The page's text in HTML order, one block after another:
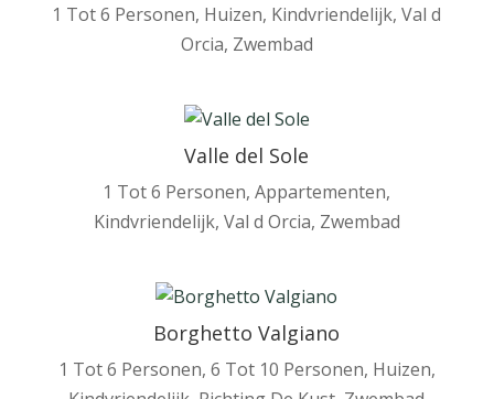
1 Tot 6 Personen, Huizen, Kindvriendelijk,Val d
Orcia, Zwembad
Valle del Sole
1 Tot 6 Personen,Appartementen,
Kindvriendelijk, Val d Orcia, Zwembad
Borghetto Valgiano
1 Tot 6 Personen, 6 Tot 10 Personen, Huizen,